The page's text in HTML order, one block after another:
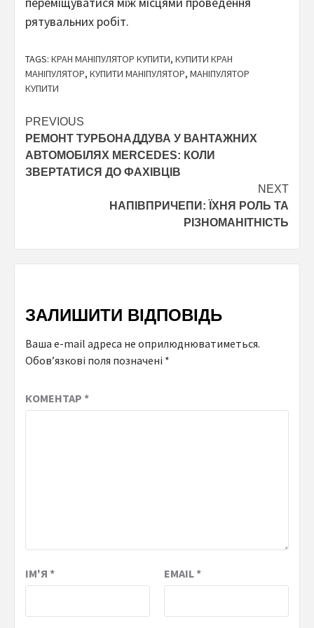
рятувальних робіт.
TAGS: КРАН МАНІПУЛЯТОР КУПИТИ, КУПИТИ КРАН
МАНІПУЛЯТОР, КУПИТИ МАНІПУЛЯТОР, МАНІПУЛЯТОР
КУПИТИ
Continue
Reading
PREVIOUS
РЕМОНТ ТУРБОНАДДУВА У ВАНТАЖНИХ
АВТОМОБІЛЯХ MERCEDES: КОЛИ
ЗВЕРТАТИСЯ ДО ФАХІВЦІВ
NEXT
НАПІВПРИЧЕПИ: ЇХНЯ РОЛЬ ТА
РІЗНОМАНІТНІСТЬ
ЗАЛИШИТИ ВІДПОВІДЬ
Ваша e-mail адреса не оприлюднюватиметься.
Обов’язкові поля позначені *
КОМЕНТАР *
ІМ'Я * EMAIL*